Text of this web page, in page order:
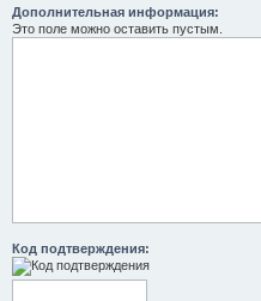
Дополнительная информация:
Это поле можно оставить пустым.
Код подтверждения: